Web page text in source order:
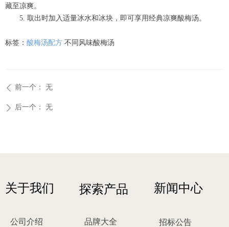
藏至凉爽。
5. 取出时加入适量冰水和冰块，即可享用经典凉爽酸梅汤。
标签： 酸梅汤配方 不同风味酸梅汤
ꄴ 前一个： 无
ꄲ 后一个： 无
关于我们
公司介绍
探索产品
品牌大全 招标公告
新闻中心